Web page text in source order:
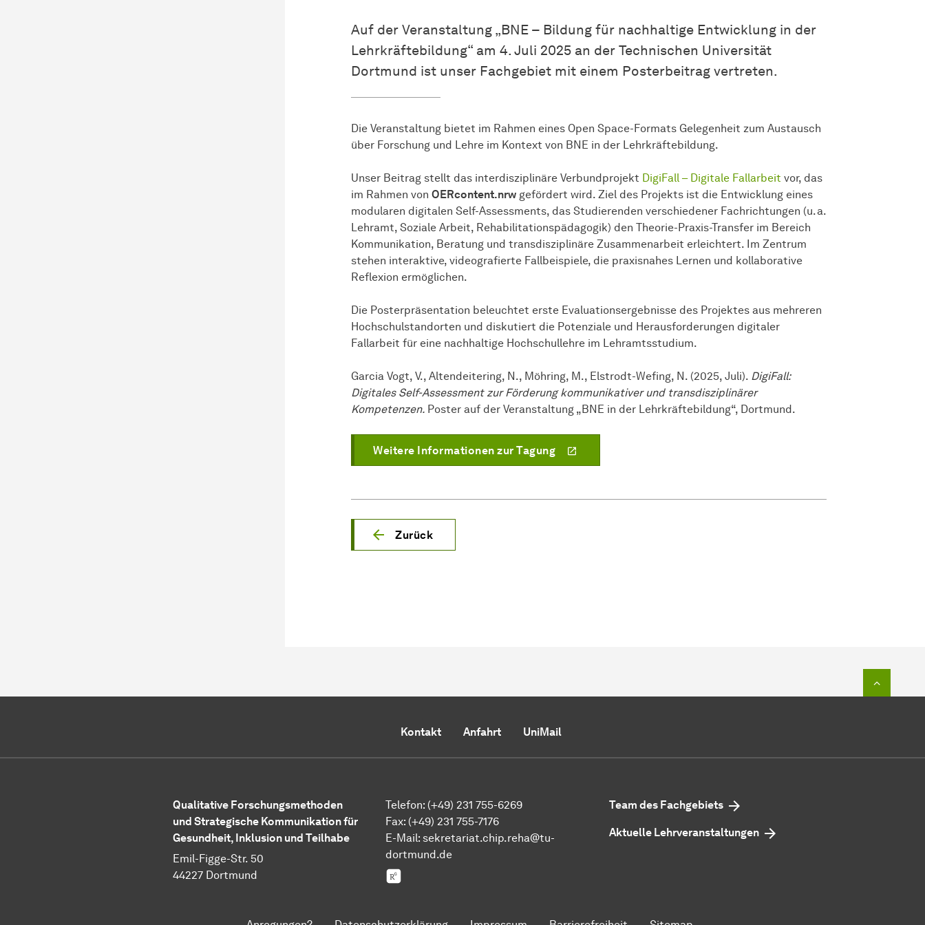
Auf der Veranstaltung „BNE – Bildung für nachhaltige Entwicklung in der
Lehrkräftebildung“ am 4. Juli 2025 an der Technischen Universität
Dortmund ist unser Fachgebiet mit einem Posterbeitrag vertreten.
Die Veranstaltung bietet im Rahmen eines Open Space-Formats Gelegenheit zum Austausch
über Forschung und Lehre im Kontext von BNE in der Lehrkräftebildung.
Unser Beitrag stellt das interdisziplinäre Verbundprojekt DigiFall – Digitale Fallarbeit vor, das
im Rahmen von OERcontent.nrw gefördert wird. Ziel des Projekts ist die Entwicklung eines
modularen digitalen Self-Assessments, das Studierenden verschiedener Fachrichtungen (u. a.
Lehramt, Soziale Arbeit, Rehabilitationspädagogik) den Theorie-Praxis-Transfer im Bereich
Kommunikation, Beratung und transdisziplinäre Zusammenarbeit erleichtert. Im Zentrum
stehen interaktive, videografierte Fallbeispiele, die praxisnahes Lernen und kollaborative
Reflexion ermöglichen.
Die Posterpräsentation beleuchtet erste Evaluationsergebnisse des Projektes aus mehreren
Hochschulstandorten und diskutiert die Potenziale und Herausforderungen digitaler
Fallarbeit für eine nachhaltige Hochschullehre im Lehramtsstudium.
Garcia Vogt, V., Altendeitering, N., Möhring, M., Elstrodt-Wefing, N. (2025, Juli). DigiFall:
Digitales Self-Assessment zur Förderung kommunikativer und transdisziplinärer
Kompetenzen. Poster auf der Veranstaltung „BNE in der Lehrkräftebildung“, Dortmund.
Weitere Informationen zur Tagung
Zurück
Kontakt Anfahrt UniMail
Qualitative Forschungsmethoden
und Strategische Kommunikation für
Gesundheit, Inklusion und Teilhabe
Emil-Figge-Str. 50
44227 Dortmund
Telefon: (+49) 231 755-6269
Fax: (+49) 231 755-7176
E-Mail: sekretariat.chip.reha@tu-
dortmund.de
Team des Fachgebiets
Aktuelle Lehrveranstaltungen